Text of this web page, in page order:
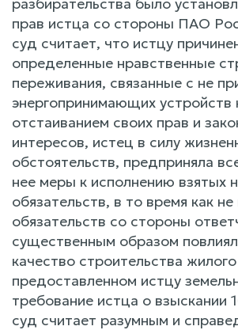
прав истца со стороны ПАО
суд считает, что истцу
определенные нравственные
переживания, связанные с не
энергопринимающих
отстаиванием своих прав и
интересов, истец в силу
обстоятельств, предприняла
нее меры к исполнению взятых
обязательств, в то время как
обязательств со стороны
существенным образом
качество строительства
предоставленном истцу
требование истца о взыскании
суд считает разумным и